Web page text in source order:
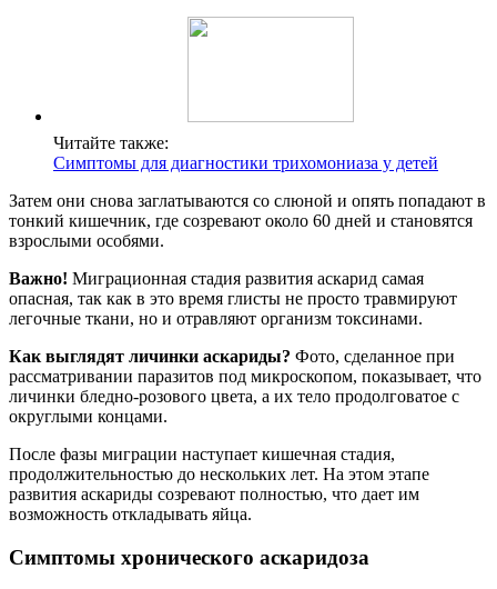
Читайте также:
Симптомы для диагностики трихомониаза у детей
Затем они снова заглатываются со слюной и опять попадают в
тонкий кишечник, где созревают около 60 дней и становятся
взрослыми особями.
Важно! Миграционная стадия развития аскарид самая
опасная, так как в это время глисты не просто травмируют
легочные ткани, но и отравляют организм токсинами.
Как выглядят личинки аскариды? Фото, сделанное при
рассматривании паразитов под микроскопом, показывает, что
личинки бледно-розового цвета, а их тело продолговатое с
округлыми концами.
После фазы миграции наступает кишечная стадия,
продолжительностью до нескольких лет. На этом этапе
развития аскариды созревают полностью, что дает им
возможность откладывать яйца.
Симптомы хронического аскаридоза